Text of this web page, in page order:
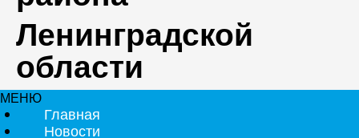
Ленинградской
области
МЕНЮ
Главная
Новости